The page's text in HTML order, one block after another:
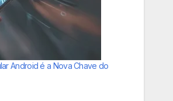
Android é a Nova Chave do